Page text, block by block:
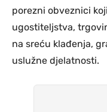
porezni obveznici
ugostiteljstva,
na sreću klađenja,
uslužne djelatnosti.